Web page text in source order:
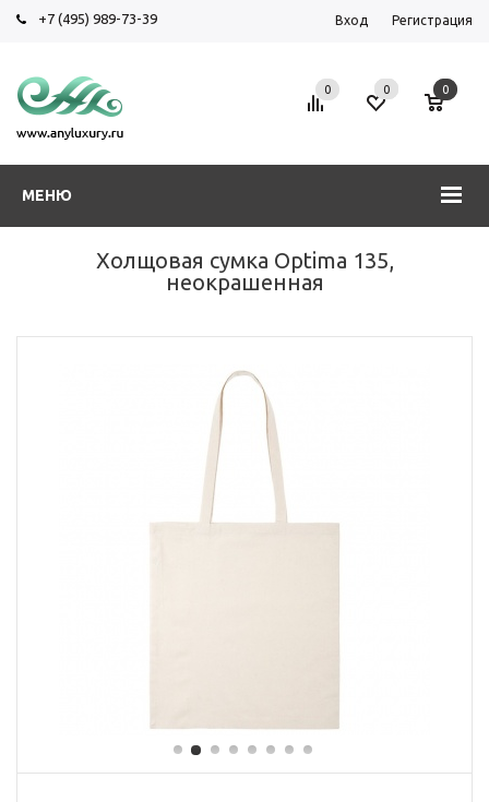
+7 (495) 989-73-39 Вход Регистрация
МЕНЮ
0 0 0
Холщовая сумка Optima 135,
неокрашенная